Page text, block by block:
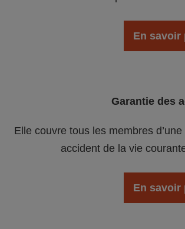
En savoir
Garantie des
Elle couvre tous les membres
accident de la vie
En savoir